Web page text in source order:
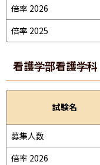
倍率 2026
倍率 2025
看護学部看護学科
試験名
募集人数
倍率 2026